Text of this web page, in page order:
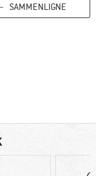
SAMMENLIGNE
- oplysningerne får du